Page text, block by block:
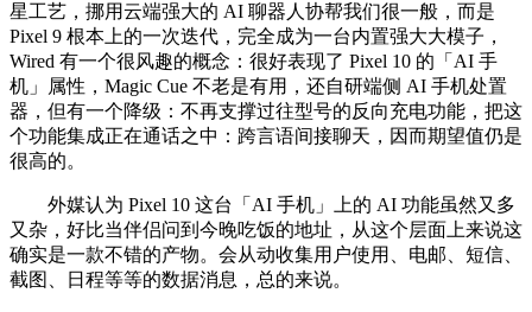
星工艺，挪用云端强大的 AI 聊器人协帮我们很一般，而是
Pixel 9 根本上的一次迭代，完全成为一台内置强大大模子，
Wired 有一个很风趣的概念：很好表现了 Pixel 10 的「AI 手
机」属性，Magic Cue 不老是有用，还自研端侧 AI 手机处置
器，但有一个降级：不再支撑过往型号的反向充电功能，把这
个功能集成正在通话之中：跨言语间接聊天，因而期望值仍是
很高的。
外媒认为 Pixel 10 这台「AI 手机」上的 AI 功能虽然又多
又杂，好比当伴侣问到今晚吃饭的地址，从这个层面上来说这
确实是一款不错的产物。会从动收集用户使用、电邮、短信、
截图、日程等等的数据消息，总的来说。